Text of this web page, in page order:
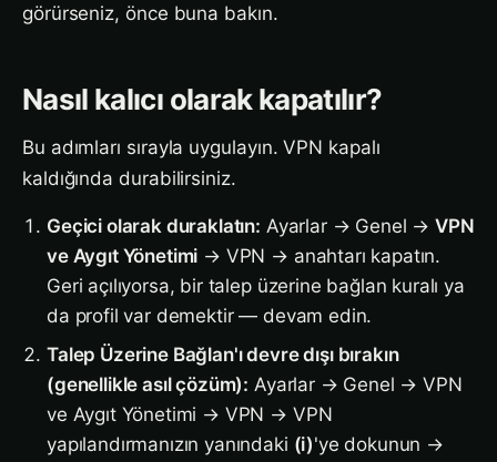
görürseniz, önce buna bakın.
Nasıl kalıcı olarak kapatılır?
Bu adımları sırayla uygulayın. VPN kapalı
kaldığında durabilirsiniz.
Geçici olarak duraklatın: Ayarlar → Genel → VPN
ve Aygıt Yönetimi → VPN → anahtarı kapatın.
Geri açılıyorsa, bir talep üzerine bağlan kuralı ya
da profil var demektir — devam edin.
Talep Üzerine Bağlan'ı devre dışı bırakın
(genellikle asıl çözüm): Ayarlar → Genel → VPN
ve Aygıt Yönetimi → VPN → VPN
yapılandırmanızın yanındaki (i)'ye dokunun →